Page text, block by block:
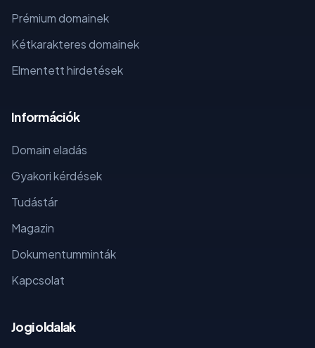
Prémium domainek
Kétkarakteres domainek
Elmentett hirdetések
Információk
Domain eladás
Gyakori kérdések
Tudástár
Magazin
Dokumentumminták
Kapcsolat
Jogi oldalak